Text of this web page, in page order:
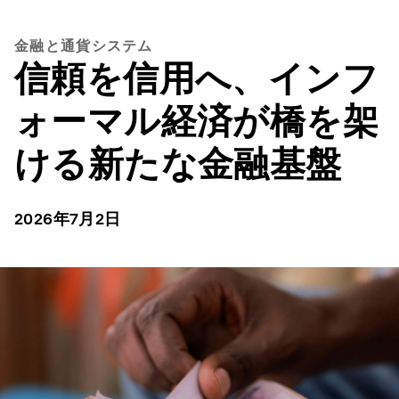
金融と通貨システム
信頼を信用へ、インフ
ォーマル経済が橋を架
ける新たな金融基盤
2026年7月2日